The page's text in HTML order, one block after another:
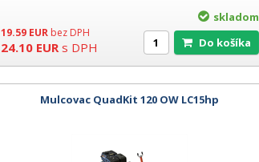
19.59 EUR bez DPH
24.10 EUR s DPH
skladom
Do košíka
Mulcovac QuadKit 120 OW LC15hp